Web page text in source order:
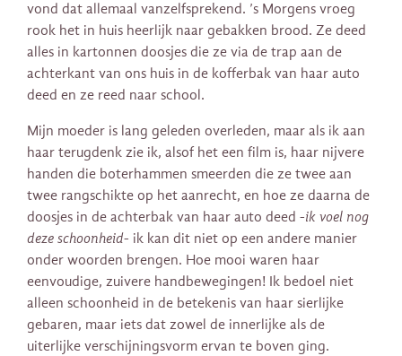
vond dat allemaal vanzelfsprekend. ’s Morgens vroeg
rook het in huis heerlijk naar gebakken brood. Ze deed
alles in kartonnen doosjes die ze via de trap aan de
achterkant van ons huis in de kofferbak van haar auto
deed en ze reed naar school.
Mijn moeder is lang geleden overleden, maar als ik aan
haar terugdenk zie ik, alsof het een film is, haar nijvere
handen die boterhammen smeerden die ze twee aan
twee rangschikte op het aanrecht, en hoe ze daarna de
doosjes in de achterbak van haar auto deed -ik voel nog
deze schoonheid- ik kan dit niet op een andere manier
onder woorden brengen. Hoe mooi waren haar
eenvoudige, zuivere handbewegingen! Ik bedoel niet
alleen schoonheid in de betekenis van haar sierlijke
gebaren, maar iets dat zowel de innerlijke als de
uiterlijke verschijningsvorm ervan te boven ging.